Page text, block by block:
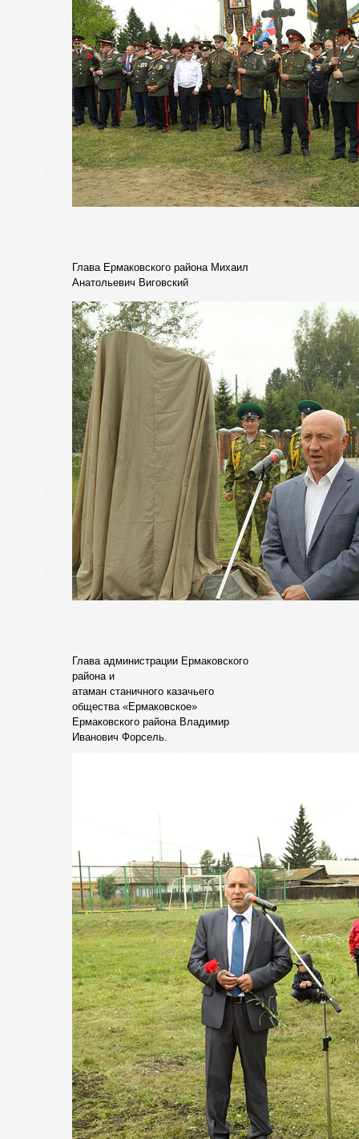
Глава Ермаковского района Михаил
Анатольевич Виговский
Глава администрации Ермаковского
района и
атаман станичного казачьего
общества «Ермаковское»
Ермаковского района Владимир
Иванович Форсель.